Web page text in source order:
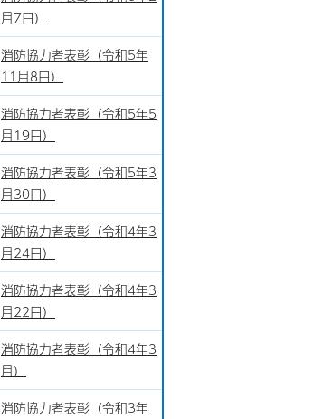
月7日）
消防協力者表彰（令和5年
11月8日）
消防協力者表彰（令和5年5
月19日）
消防協力者表彰（令和5年3
月30日）
消防協力者表彰（令和4年3
月24日）
消防協力者表彰（令和4年3
月22日）
消防協力者表彰（令和4年3
月）
消防協力者表彰（令和3年